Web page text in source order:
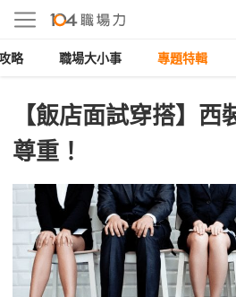
略 職場大小事 專題特輯
【飯店面試穿搭】西
尊重！